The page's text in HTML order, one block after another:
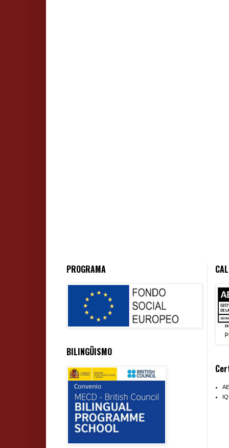
PROGRAMA
BILINGÜISMO